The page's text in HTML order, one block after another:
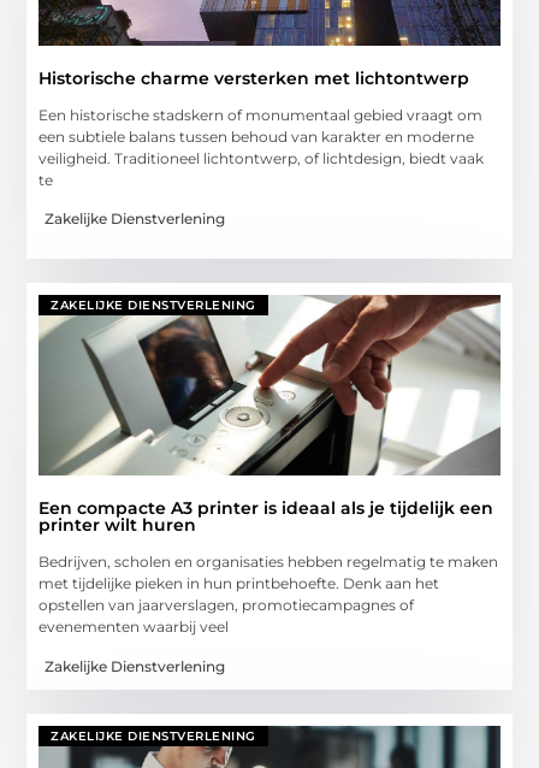
Historische charme versterken met lichtontwerp
Een historische stadskern of monumentaal gebied vraagt om
een subtiele balans tussen behoud van karakter en moderne
veiligheid. Traditioneel lichtontwerp, of lichtdesign, biedt vaak
te
Zakelijke Dienstverlening
ZAKELIJKE DIENSTVERLENING
Een compacte A3 printer is ideaal als je tijdelijk een
printer wilt huren
Bedrijven, scholen en organisaties hebben regelmatig te maken
met tijdelijke pieken in hun printbehoefte. Denk aan het
opstellen van jaarverslagen, promotiecampagnes of
evenementen waarbij veel
Zakelijke Dienstverlening
ZAKELIJKE DIENSTVERLENING